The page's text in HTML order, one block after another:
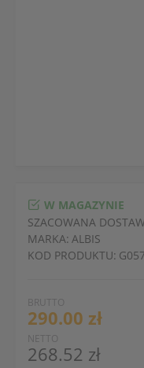
BRUTTO
290.00 zł
NETTO
268.52 zł
W MAGAZYNIE
SZACOWANA
MARKA: ALBIS
KOD PRODUKTU: